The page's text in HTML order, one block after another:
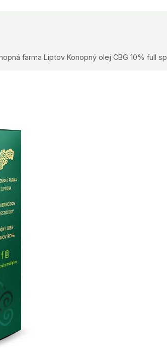
farma Liptov Konopný olej CBG 10% full